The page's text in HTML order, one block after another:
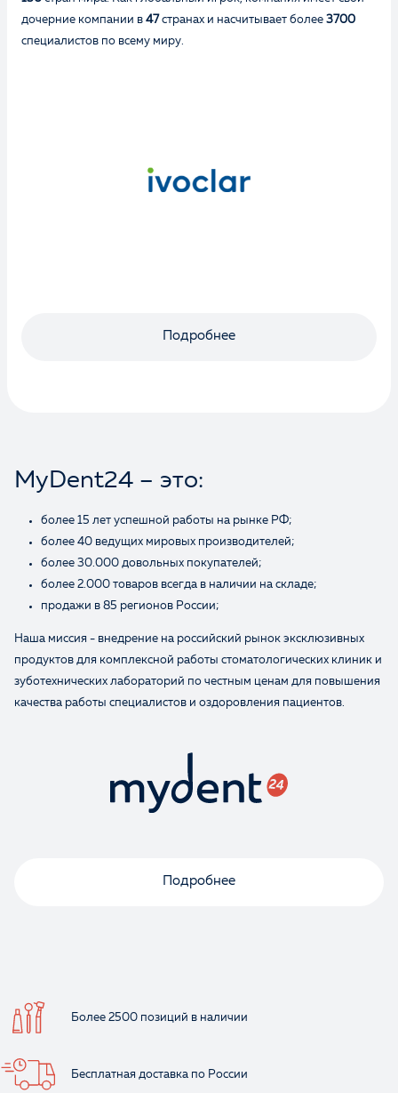
дочерние компании в 47 странах и насчитывает более 3700
специалистов по всему миру.
Подробнее
MyDent24 – это:
более 15 лет успешной работы на рынке РФ;
более 40 ведущих мировых производителей;
более 30.000 довольных покупателей;
более 2.000 товаров всегда в наличии на складе;
продажи в 85 регионов России;
Наша миссия - внедрение на российский рынок эксклюзивных
продуктов для комплексной работы стоматологических клиник и
зуботехнических лабораторий по честным ценам для повышения
качества работы специалистов и оздоровления пациентов.
Подробнее
Более 2500 позиций в наличии
Бесплатная доставка по России
Ваше имя